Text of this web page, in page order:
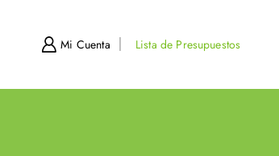
Mi Cuenta Lista de Presupuestos